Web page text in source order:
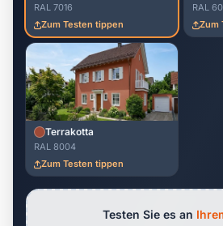
RAL 7016
Zum Testen tippen
RAL
Zum
Terrakotta
RAL 8004
Zum Testen tippen
Testen Sie es an